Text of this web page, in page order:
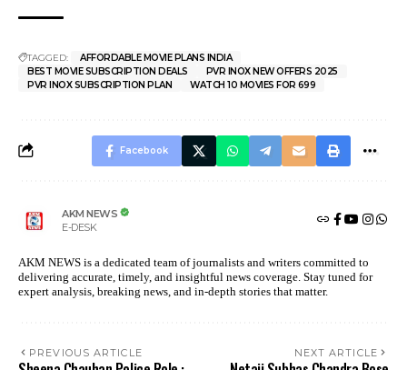
TAGGED:
AFFORDABLE MOVIE PLANS INDIA
BEST MOVIE SUBSCRIPTION DEALS
PVR INOX NEW OFFERS 2025
PVR INOX SUBSCRIPTION PLAN
WATCH 10 MOVIES FOR ₹699
Facebook
AKM NEWS
E-DESK
AKM NEWS is a dedicated team of journalists and writers committed to
delivering accurate, timely, and insightful news coverage. Stay tuned for
expert analysis, breaking news, and in-depth stories that matter.
PREVIOUS ARTICLE NEXT ARTICLE